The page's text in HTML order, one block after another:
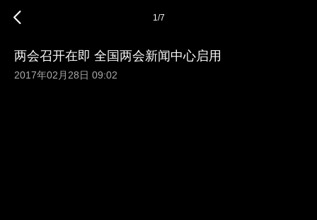
1/7
两会召开在即 全国两会新闻中心启用
2017年02月28日 09:02